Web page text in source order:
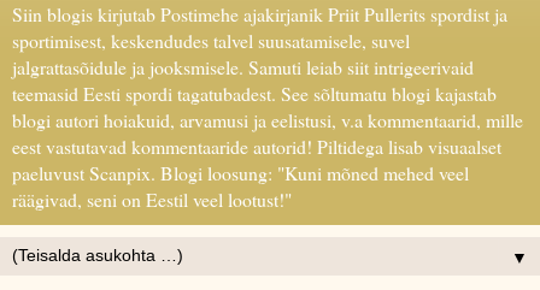
Siin blogis kirjutab Postimehe ajakirjanik Priit Pullerits spordist ja
sportimisest, keskendudes talvel suusatamisele, suvel
jalgrattasõidule ja jooksmisele. Samuti leiab siit intrigeerivaid
teemasid Eesti spordi tagatubadest. See sõltumatu blogi kajastab
blogi autori hoiakuid, arvamusi ja eelistusi, v.a kommentaarid, mille
eest vastutavad kommentaaride autorid! Piltidega lisab visuaalset
paeluvust Scanpix. Blogi loosung: "Kuni mõned mehed veel
räägivad, seni on Eestil veel lootust!"
▼